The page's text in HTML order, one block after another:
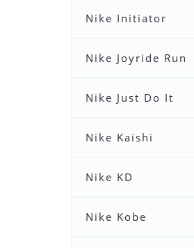
Nike Initiator
Nike Joyride Run
Nike Just Do It
Nike Kaishi
Nike KD
Nike Kobe